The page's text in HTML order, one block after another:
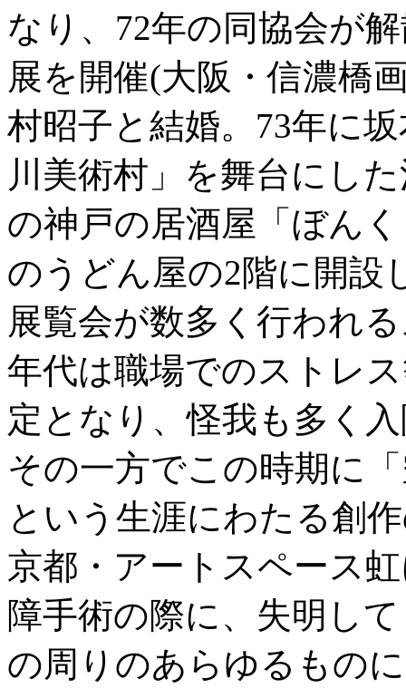
なり、72年の同協会が
展を開催(大阪・信濃橋
村昭子と結婚。73年に
川美術村」を舞台にし
の神戸の居酒屋「ぼん
のうどん屋の2階に開設
展覧会が数多く行われ
年代は職場でのストレ
定となり、怪我も多く
その一方でこの時期に
という生涯にわたる創
京都・アートスペース
障手術の際に、失明し
の周りのあらゆるもの